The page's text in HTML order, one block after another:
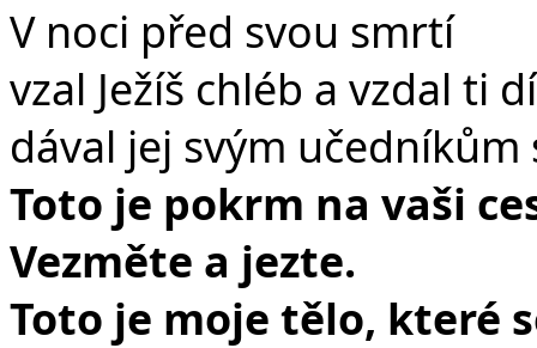
V noci před svou smrtí
vzal Ježíš chléb a vzdal ti
dával jej svým učedníkům
Toto je pokrm na vaši
Vezměte a jezte.
Toto je moje tělo, které